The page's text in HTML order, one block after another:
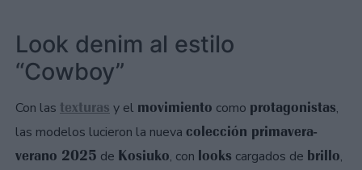
Look denim al estilo
“Cowboy”
Con las texturas y el movimiento como protagonistas,
las modelos lucieron la nueva colección primavera-
verano 2025 de Kosiuko, con looks cargados de brillo,